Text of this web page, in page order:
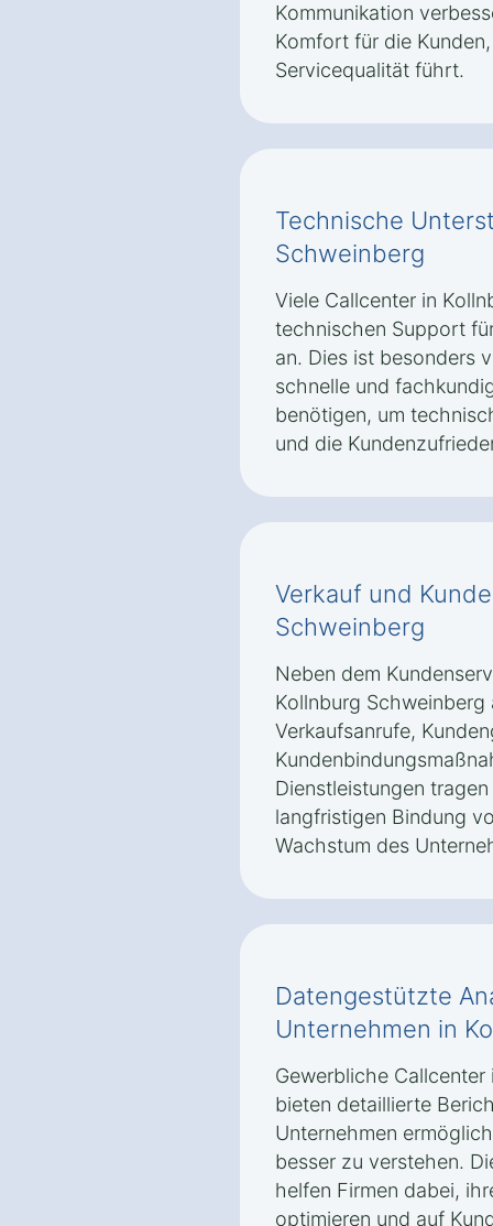
Kommunikation
Komfort für die
Servicequalität führt.
Technische
Schweinberg
Viele Callcenter in
technischen Support
an. Dies ist besonders
schnelle und
benötigen, um
und die
Verkauf und
Schweinberg
Neben dem
Kollnburg
Verkaufsanrufe,
Dienstleistungen
langfristigen Bindung
Wachstum des
Datengestützte
Unternehmen in
Gewerbliche
bieten detaillierte
Unternehmen
besser zu verstehen.
helfen Firmen dabei,
optimieren und auf